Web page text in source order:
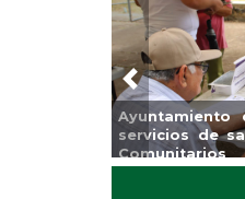
Invita
a Temporada
Viva”
Previous